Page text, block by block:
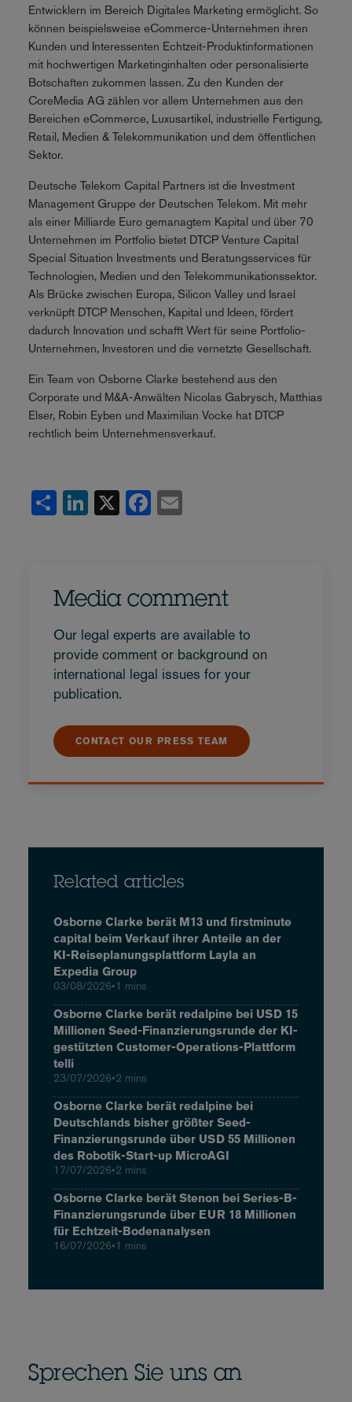
Entwicklern im Bereich Digitales Marketing ermöglicht. So
können beispielsweise eCommerce-Unternehmen ihren
Kunden und Interessenten Echtzeit-Produktinformationen
mit hochwertigen Marketinginhalten oder personalisierte
Botschaften zukommen lassen. Zu den Kunden der
CoreMedia AG zählen vor allem Unternehmen aus den
Bereichen eCommerce, Luxusartikel, industrielle Fertigung,
Retail, Medien & Telekommunikation und dem öffentlichen
Sektor.
Deutsche Telekom Capital Partners ist die Investment
Management Gruppe der Deutschen Telekom. Mit mehr
als einer Milliarde Euro gemanagtem Kapital und über 70
Unternehmen im Portfolio bietet DTCP Venture Capital
Special Situation Investments und Beratungsservices für
Technologien, Medien und den Telekommunikationssektor.
Als Brücke zwischen Europa, Silicon Valley und Israel
verknüpft DTCP Menschen, Kapital und Ideen, fördert
dadurch Innovation und schafft Wert für seine Portfolio-
Unternehmen, Investoren und die vernetzte Gesellschaft.
Ein Team von Osborne Clarke bestehend aus den
Corporate und M&A-Anwälten Nicolas Gabrysch, Matthias
Elser, Robin Eyben und Maximilian Vocke hat DTCP
rechtlich beim Unternehmensverkauf.
Share
LinkedIn
X Facebook
Media comment
Our legal experts are available to
provide comment or background on
international legal issues for your
publication.
CONTACT OUR PRESS TEAM
Related articles
Osborne Clarke berät M13 und firstminute
capital beim Verkauf ihrer Anteile an der
KI-Reiseplanungsplattform Layla an
Expedia Group
03/08/2026•1 mins
Osborne Clarke berät redalpine bei USD 15
Millionen Seed-Finanzierungsrunde der KI-
gestützten Customer-Operations-Plattform
telli
23/07/2026•2 mins
Osborne Clarke berät redalpine bei
Deutschlands bisher größter Seed-
Finanzierungsrunde über USD 55 Millionen
des Robotik-Start-up MicroAGI
17/07/2026•2 mins
Osborne Clarke berät Stenon bei Series-B-
Finanzierungsrunde über EUR 18 Millionen
für Echtzeit-Bodenanalysen
16/07/2026•1 mins
Sprechen Sie uns an